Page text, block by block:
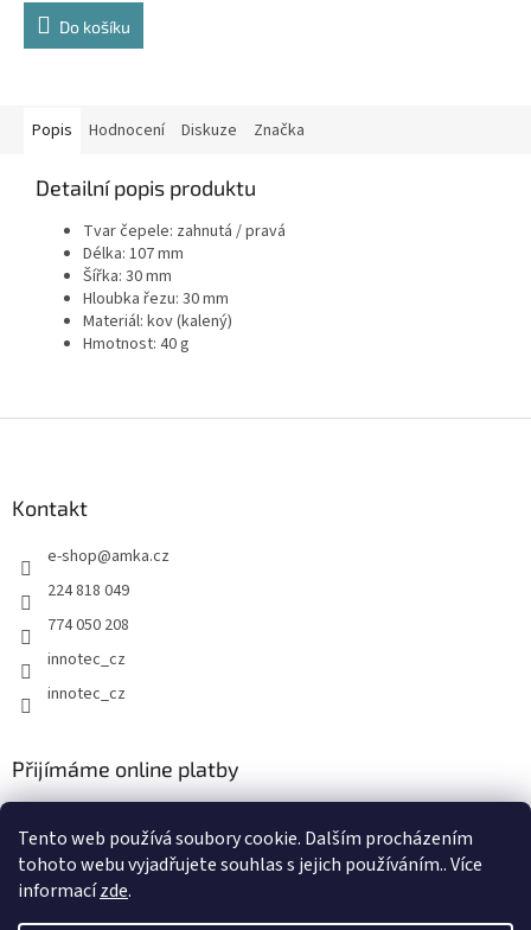
Tento web používá soubory cookie. Dalším procházením
tohoto webu vyjadřujete souhlas s jejich používáním.. Více
informacízde.
Do košíku
Popis Hodnocení Diskuze Značka
Detailní popis produktu
Tvar čepele: zahnutá / pravá
Délka: 107 mm
Šířka: 30 mm
Hloubka řezu: 30 mm
Materiál: kov (kalený)
Hmotnost: 40 g
Kontakt
e-shop@amka.cz
224 818 049
774 050 208
innotec_cz
innotec_cz
Přijímáme online platby